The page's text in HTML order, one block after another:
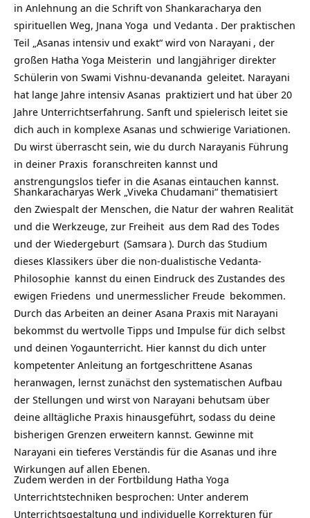
in Anlehnung an die Schrift von Shankaracharya den
spirituellen Weg, Jnana Yoga und Vedanta . Der praktischen
Teil „Asanas intensiv und exakt“ wird von Narayani , der
großen Hatha Yoga Meisterin und langjähriger direkter
Schülerin von Swami Vishnu-devananda geleitet. Narayani
hat lange Jahre intensiv Asanas praktiziert und hat über 20
Jahre Unterrichtserfahrung. Sanft und spielerisch leitet sie
dich auch in komplexe Asanas und schwierige Variationen.
Du wirst überrascht sein, wie du durch Narayanis Führung
in deiner Praxis foranschreiten kannst und
anstrengungslos tiefer in die Asanas eintauchen kannst.
Shankaracharyas Werk „Viveka Chudamani“ thematisiert
den Zwiespalt der Menschen, die Natur der wahren Realität
und die Werkzeuge, zur Freiheit aus dem Rad des Todes
und der Wiedergeburt (Samsara ). Durch das Studium
dieses Klassikers über die non-dualistische Vedanta-
Philosophie kannst du einen Eindruck des Zustandes des
ewigen Friedens und unermesslicher Freude bekommen.
Durch das Arbeiten an deiner Asana Praxis mit Narayani
bekommst du wertvolle Tipps und Impulse für dich selbst
und deinen Yogaunterricht. Hier kannst du dich unter
kompetenter Anleitung an fortgeschrittene Asanas
heranwagen, lernst zunächst den systematischen Aufbau
der Stellungen und wirst von Narayani behutsam über
deine alltägliche Praxis hinausgeführt, sodass du deine
bisherigen Grenzen erweitern kannst. Gewinne mit
Narayani ein tieferes Verständis für die Asanas und ihre
Wirkungen auf allen Ebenen.
Zudem werden in der Fortbildung Hatha Yoga
Unterrichtstechniken besprochen: Unter anderem
Unterrichtsgestaltung und individuelle Korrekturen für